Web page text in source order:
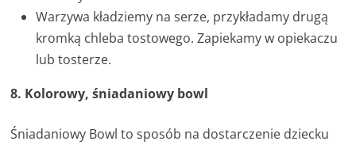
Warzywa kładziemy na serze, przykładamy drugą
kromką chleba tostowego. Zapiekamy w opiekaczu
lub tosterze.
8. Kolorowy, śniadaniowy bowl
Śniadaniowy Bowl to sposób na dostarczenie dziecku